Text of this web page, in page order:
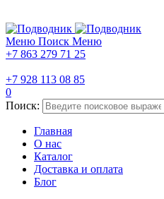
Меню Поиск Меню
+7 863 279 71 25
+7 928 113 08 85
0
Поиск:
Главная
О нас
Каталог
Доставка и оплата
Блог